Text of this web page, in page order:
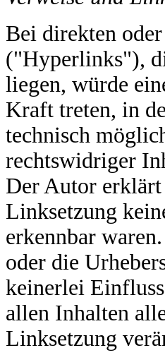
Bei direkten
("Hyperlinks"),
liegen, würde
Kraft treten, in
technisch
rechtswidriger
Der Autor
Linksetzung
erkennbar
oder die
keinerlei
allen Inhalten
Linksetzung